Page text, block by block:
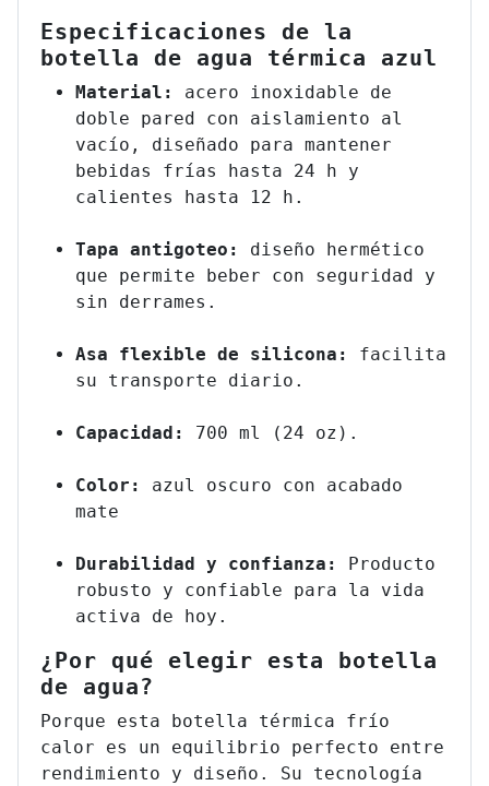
Especificaciones de la
botella de agua térmica azul
Material: acero inoxidable de
doble pared con aislamiento al
vacío, diseñado para mantener
bebidas frías hasta 24 h y
calientes hasta 12 h.
Tapa antigoteo: diseño hermético
que permite beber con seguridad y
sin derrames.
Asa flexible de silicona:
facilita
su transporte diario.
Capacidad: 700 ml (24 oz).
Color:
azul oscuro con acabado
mate
Durabilidad y confianza: Producto
robusto y confiable para la vida
activa de hoy.
¿Por qué elegir esta botella
de agua?
Porque esta botella térmica frío
calor es un equilibrio perfecto entre
rendimiento y diseño. Su tecnología